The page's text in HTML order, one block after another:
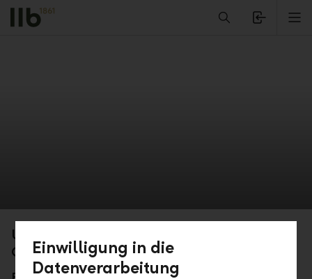
Alerts.Headline
Unser Fundament: Organisation der LLB-
Gruppe
Einwilligung in die
Datenverarbeitung